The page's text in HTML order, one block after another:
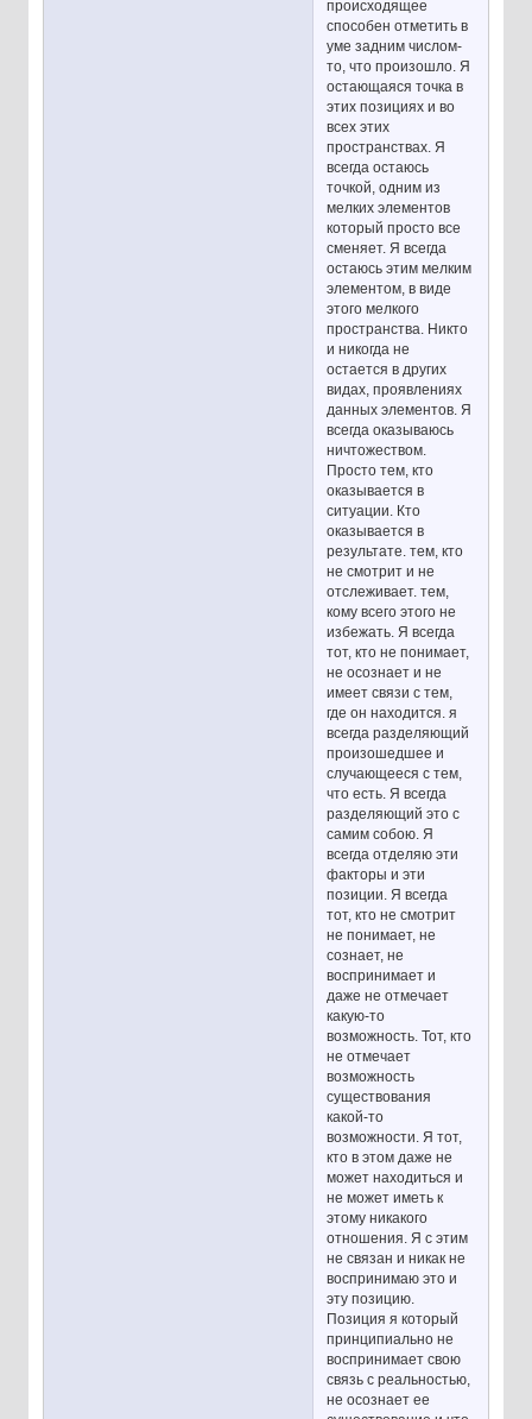
происходящее
способен отметить в
уме задним числом-
то, что произошло. Я
остающаяся точка в
этих позициях и во
всех этих
пространствах. Я
всегда остаюсь
точкой, одним из
мелких элементов
который просто все
сменяет. Я всегда
остаюсь этим мелким
элементом, в виде
этого мелкого
пространства. Никто
и никогда не
остается в других
видах, проявлениях
данных элементов. Я
всегда оказываюсь
ничтожеством.
Просто тем, кто
оказывается в
ситуации. Кто
оказывается в
результате. тем, кто
не смотрит и не
отслеживает. тем,
кому всего этого не
избежать. Я всегда
тот, кто не понимает,
не осознает и не
имеет связи с тем,
где он находится. я
всегда разделяющий
произошедшее и
случающееся с тем,
что есть. Я всегда
разделяющий это с
самим собою. Я
всегда отделяю эти
факторы и эти
позиции. Я всегда
тот, кто не смотрит
не понимает, не
сознает, не
воспринимает и
даже не отмечает
какую-то
возможность. Тот, кто
не отмечает
возможность
существования
какой-то
возможности. Я тот,
кто в этом даже не
может находиться и
не может иметь к
этому никакого
отношения. Я с этим
не связан и никак не
воспринимаю это и
эту позицию.
Позиция я который
принципиально не
воспринимает свою
связь с реальностью,
не осознает ее